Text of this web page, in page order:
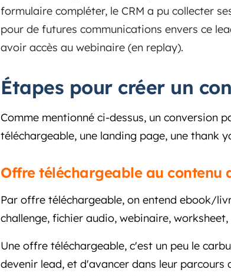
formulaire compléter, le CRM a pu collecter
pour de futures communications envers ce
avoir accès au webinaire (en replay).
Étapes pour créer un
Comme mentionné ci-dessus, un conversion
téléchargeable, une landing page, une thank
Offre téléchargeable au contenu
Par offre téléchargeable, on entend ebook/
challenge, fichier audio, webinaire,
Une offre téléchargeable, c'est un peu le
devenir lead, et d'avancer dans leur